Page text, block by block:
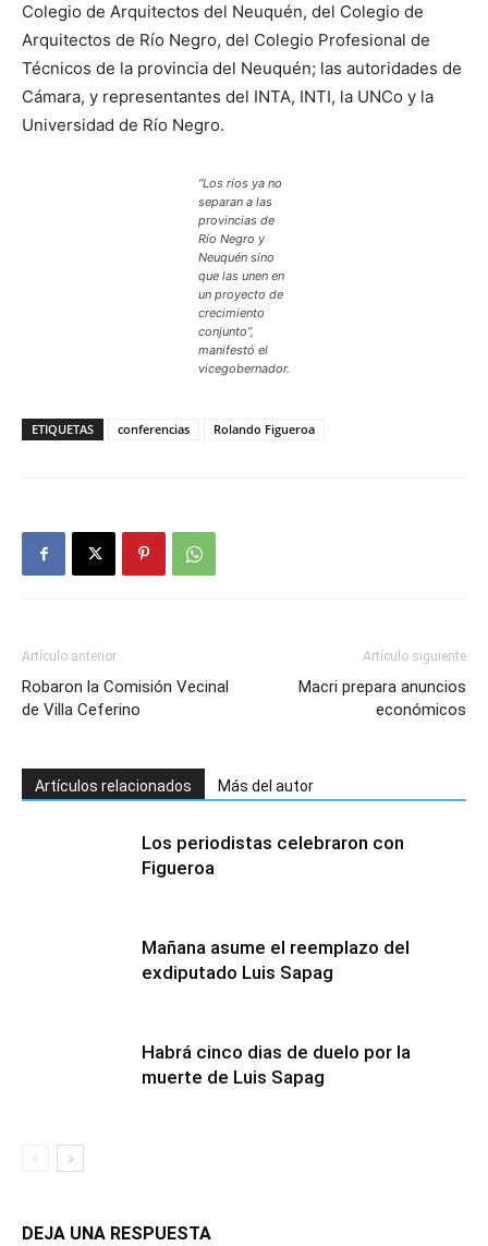
Colegio de Arquitectos del Neuquén, del Colegio de
Arquitectos de Río Negro, del Colegio Profesional de
Técnicos de la provincia del Neuquén; las autoridades de
Cámara, y representantes del INTA, INTI, la UNCo y la
Universidad de Río Negro.
“Los ríos ya no
separan a las
provincias de
Río Negro y
Neuquén sino
que las unen en
un proyecto de
crecimiento
conjunto”,
manifestó el
vicegobernador.
ETIQUETAS conferencias Rolando Figueroa
Artículo anterior
Robaron la Comisión Vecinal
de Villa Ceferino
Artículo siguiente
Macri prepara anuncios
económicos
Artículos relacionados Más del autor
Los periodistas celebraron con
Figueroa
Mañana asume el reemplazo del
exdiputado Luis Sapag
Habrá cinco dias de duelo por la
muerte de Luis Sapag
DEJA UNA RESPUESTA